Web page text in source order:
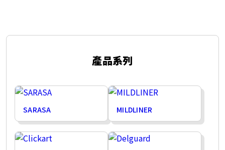
產品系列
SARASA MILDLINER